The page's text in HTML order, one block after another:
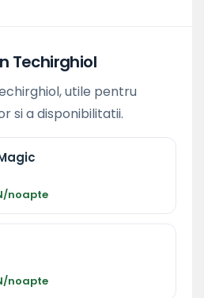
Techirghiol
utile pentru
si a disponibilitatii.
noapte
noapte